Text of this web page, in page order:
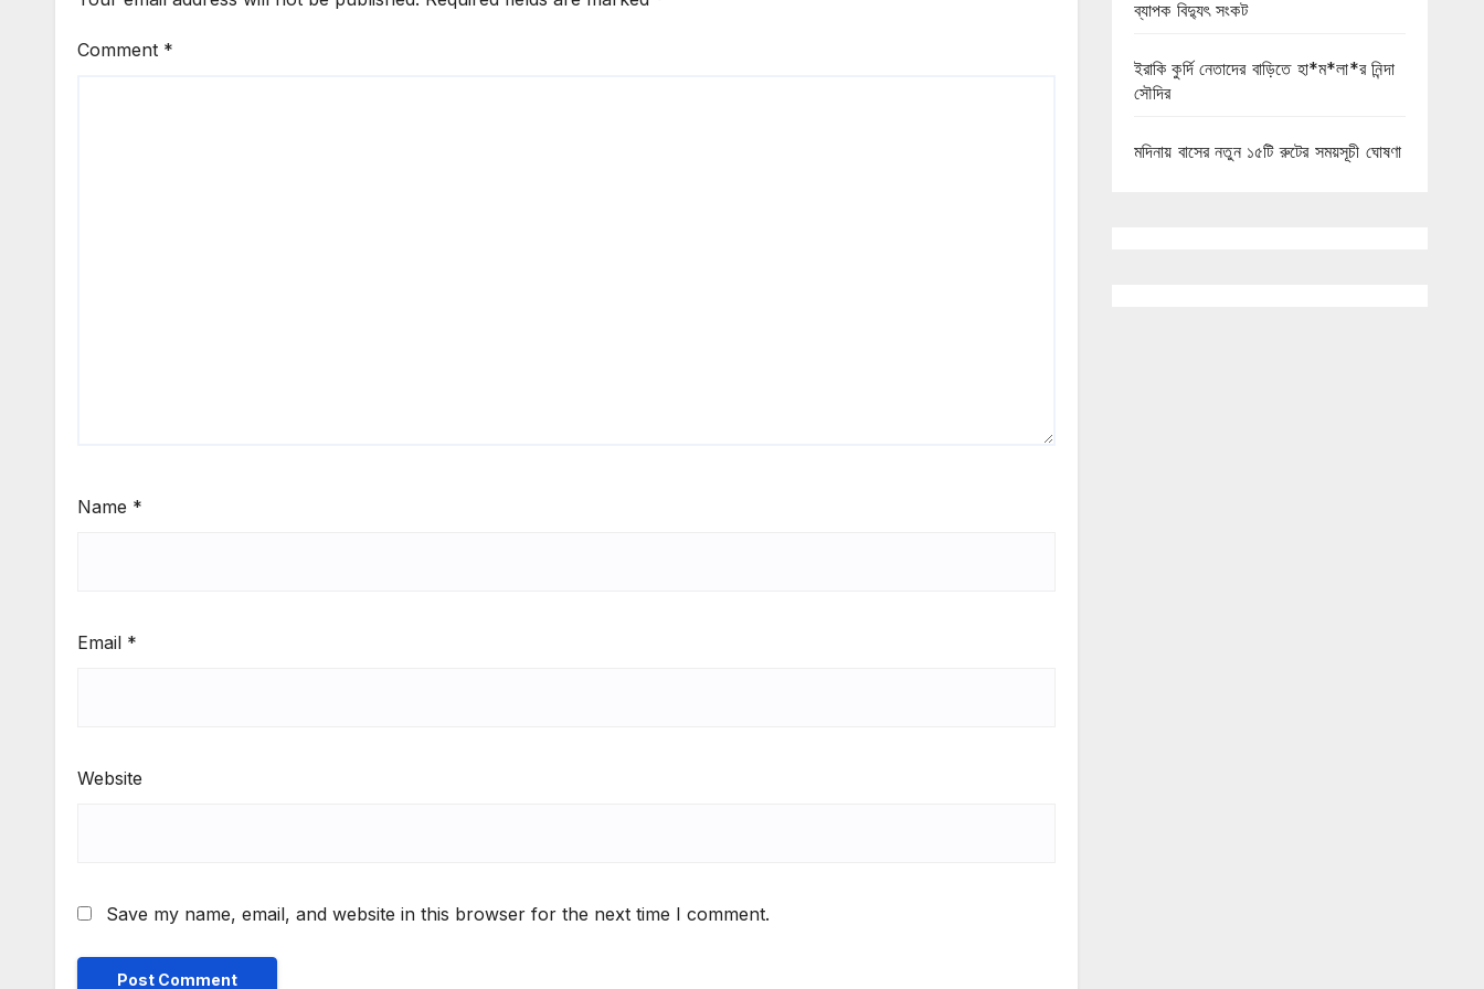
Comment *
Name *
Email *
Website
Save my name, email, and website in this browser for the next time I comment.
ব্যাপক বিদ্যুৎ সংকট
ইরাকি কুর্দি নেতাদের বাড়িতে হা*ম*লা*র নিন্দা
সৌদির
মদিনায় বাসের নতুন ১৫টি রুটের সময়সূচী ঘোষণা